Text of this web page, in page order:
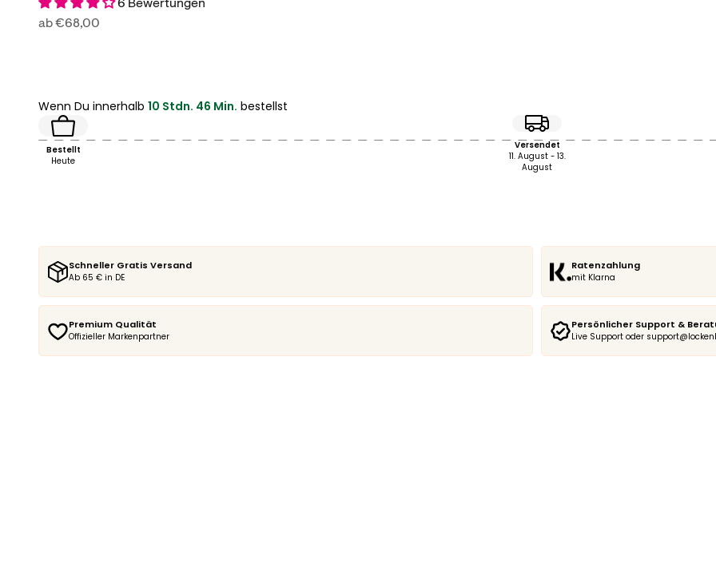
6 Bewertungen
Angebot
ab €68,00
Wenn Du innerhalb 10 Stdn. 46 Min. bestellst
Bestellt
Heute
Versendet
11. August - 13.
August
Schneller Gratis Versand
Ab 65 € in DE
Ratenzahlung
mit Klarna
Premium Qualität
Offizieller Markenpartner
Persönlicher Support &
Live Support oder